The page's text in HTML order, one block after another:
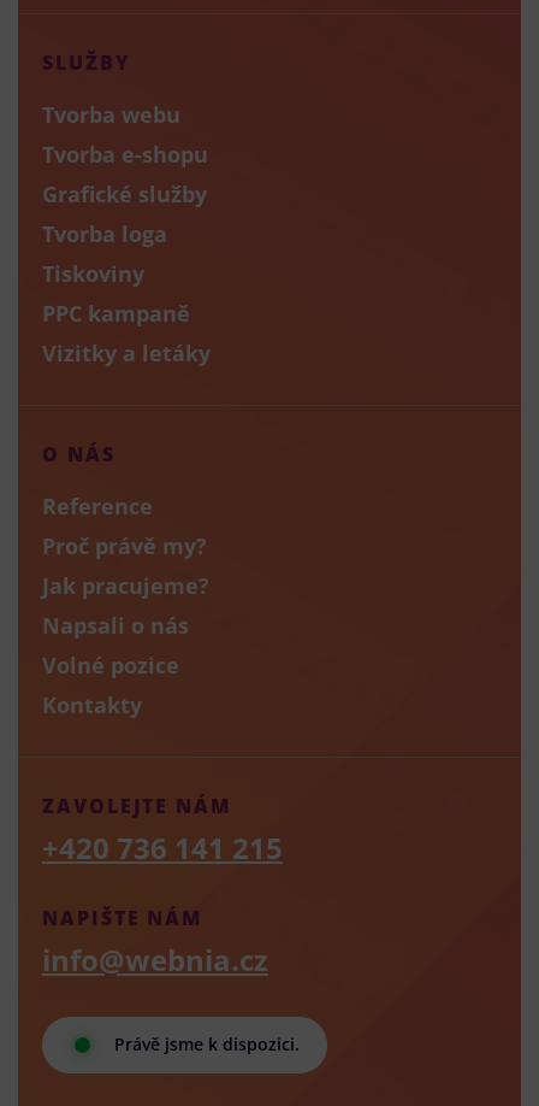
SLUŽBY
Tvorba webu
Tvorba e-shopu
Grafické služby
Tvorba loga
Tiskoviny
PPC kampaně
Vizitky a letáky
O NÁS
Reference
Proč právě my?
Jak pracujeme?
Napsali o nás
Volné pozice
Kontakty
Právě jsme k dispozici.
NAPIŠTE NÁM
info@webnia.cz
ZAVOLEJTE NÁM
+420 736 141 215